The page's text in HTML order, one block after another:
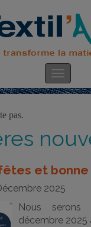
pas.
et bonne
2025
Nous
décembre 2025